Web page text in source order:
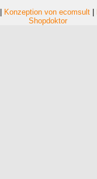
Konzeption von ecomsult|
Shopdoktor